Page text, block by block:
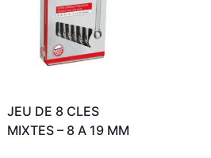
JEU DE 8 CLES
MIXTES – 8 A 19 MM